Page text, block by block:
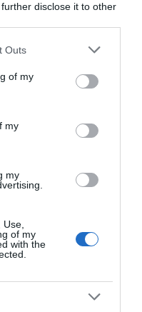
disclose it to other
one or more Google
You may click to
its third-party tags to
in below Google
Outs
of my
my
my
of my
with the